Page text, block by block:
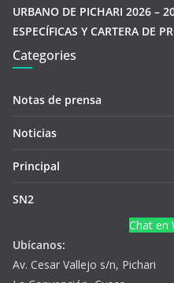
URBANO DE PICHARI 2026 –
ESPECÍFICAS Y CARTERA DE
Categories
Notas de prensa
Noticias
Principal
SN2
Chat en
Ubícanos:
Av. Cesar Vallejo s/n, Pichari